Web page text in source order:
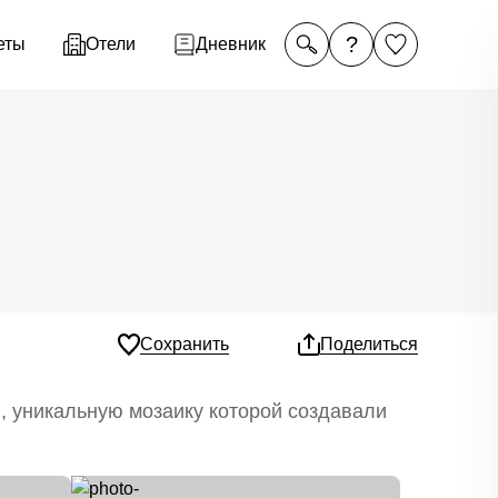
Отели Дневник ?
Сохранить Поделиться
мозаику которой создавали